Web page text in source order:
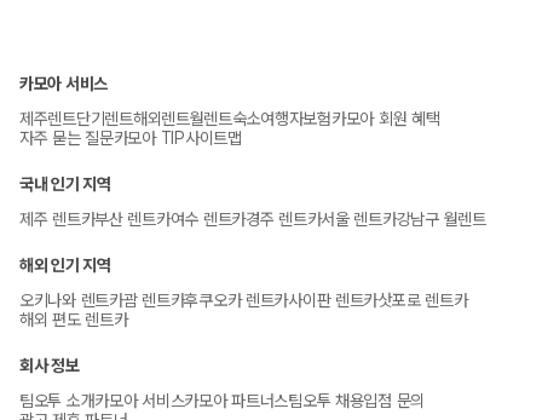
카모아 서비스
제주렌트단기렌트해외렌트월렌트숙소여행자보험카모아 회원 혜택
자주 묻는 질문카모아 TIP사이트맵
국내 인기 지역
제주 렌트카부산 렌트카여수 렌트카경주 렌트카서울 렌트카강남구 월렌트
해외 인기 지역
오키나와 렌트카괌 렌트카후쿠오카 렌트카사이판 렌트카삿포로 렌트카
해외 편도 렌트카
회사 정보
팀오투 소개카모아 서비스카모아 파트너스팀오투 채용입점 문의